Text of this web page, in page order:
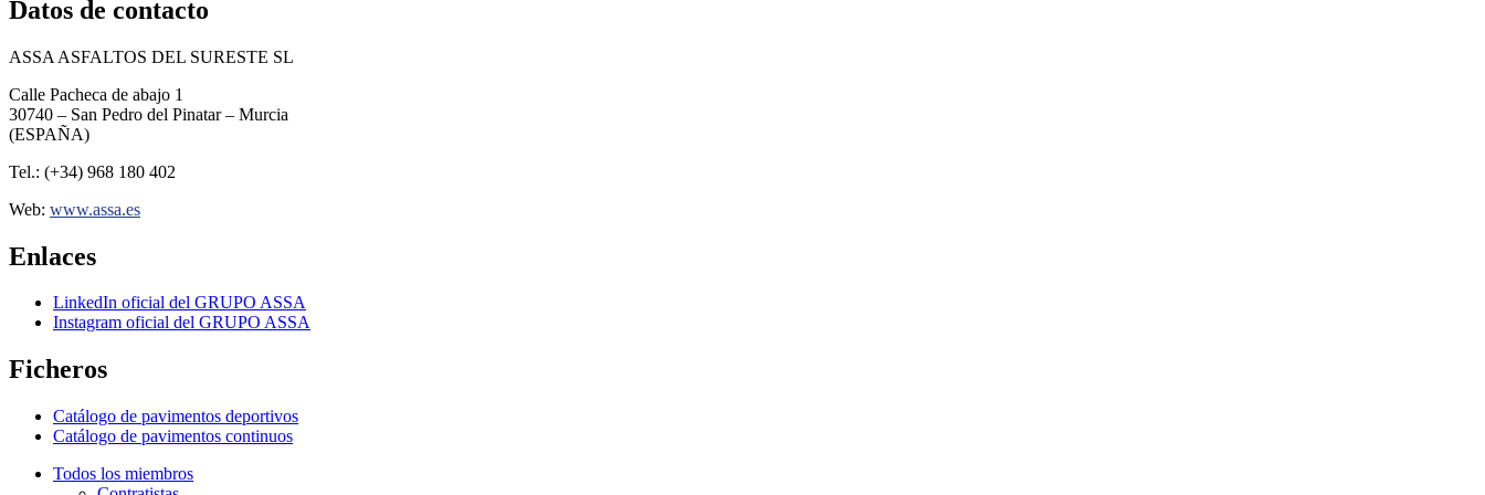
Datos de contacto
ASSA ASFALTOS DEL SURESTE SL
Calle Pacheca de abajo 1
30740 – San Pedro del Pinatar – Murcia
(ESPAÑA)
Tel.: (+34) 968 180 402
Web: www.assa.es
Enlaces
LinkedIn oficial del GRUPO ASSA
Instagram oficial del GRUPO ASSA
Ficheros
Catálogo de pavimentos deportivos
Catálogo de pavimentos continuos
Todos los miembros